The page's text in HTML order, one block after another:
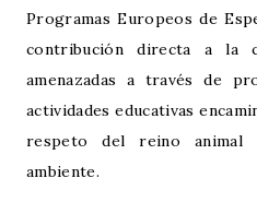
Programas Europeos de
contribución directa a la
amenazadas a través de
actividades educativas
respeto del reino
ambiente.